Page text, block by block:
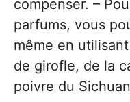
compenser. –
parfums, vous
même en
de girofle, de la
poivre du